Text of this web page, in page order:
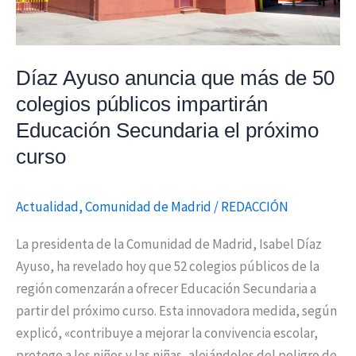
Díaz Ayuso anuncia que más de 50
colegios públicos impartirán
Educación Secundaria el próximo
curso
Actualidad,Comunidad de Madrid/REDACCIÓN
La presidenta de la Comunidad de Madrid, Isabel Díaz
Ayuso, ha revelado hoy que 52 colegios públicos de la
región comenzarán a ofrecer Educación Secundaria a
partir del próximo curso. Esta innovadora medida, según
explicó, «contribuye a mejorar la convivencia escolar,
públicos
impartirán
Secundaria
el
próximo
curso